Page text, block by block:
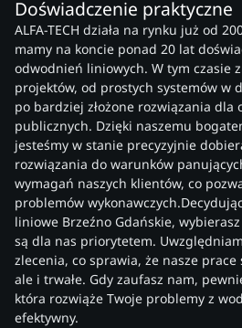
Doświadczenie praktyczne
ALFA-TECH działa na rynku już od
mamy na koncie ponad 20 lat
odwodnień liniowych. W tym czasie
projektów, od prostych systemów w
po bardziej złożone rozwiązania dla
publicznych. Dzięki naszemu
jesteśmy w stanie precyzyjnie
rozwiązania do warunków
wymagań naszych klientów, co
problemów
liniowe Brzeźno Gdańskie,
są dla nas priorytetem.
zlecenia, co sprawia, że nasze
ale i trwałe. Gdy zaufasz nam,
która rozwiąże Twoje problemy z
efektywny.